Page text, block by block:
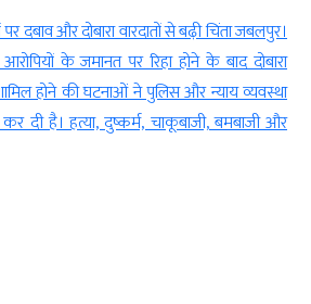
27 प्रतिशत ओबीसी आरक्षण से जुड़े मामलों
अदालत की डिवीजन बेंच ने लगातार 15 दिनों तक
इस महत्वपूर्ण मामले में अपना निर्णय सुरक्षित
प्रदेश के युवाओं और अभ्यर्थियों की […]